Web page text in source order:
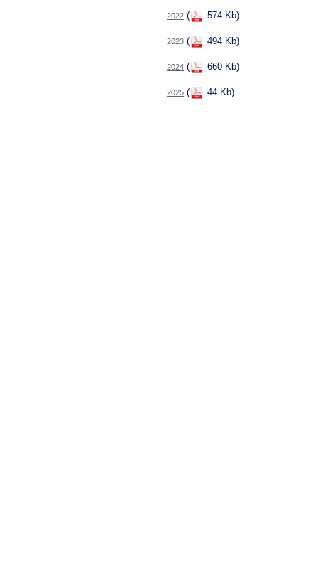
2022 ( 574 Kb)
2023 ( 494 Kb)
2024 ( 660 Kb)
2025 ( 44 Kb)